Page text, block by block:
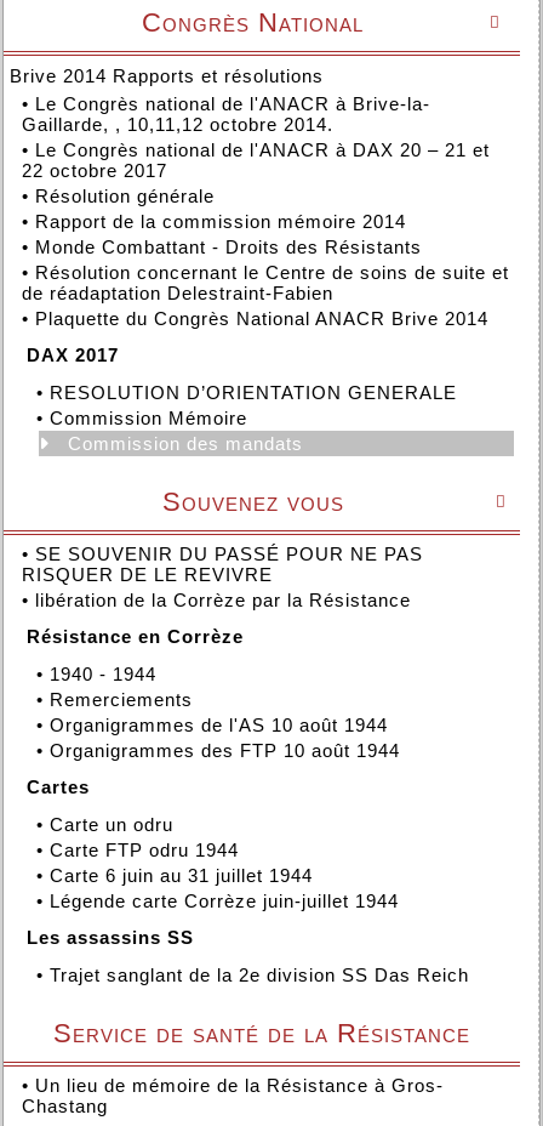

Congrès National
Brive 2014 Rapports et résolutions
• Le Congrès national de l'ANACR à Brive-la-
Gaillarde, , 10,11,12 octobre 2014.
• Le Congrès national de l'ANACR à DAX 20 – 21 et
22 octobre 2017
• Résolution générale
• Rapport de la commission mémoire 2014
• Monde Combattant - Droits des Résistants
• Résolution concernant le Centre de soins de suite et
de réadaptation Delestraint-Fabien
• Plaquette du Congrès National ANACR Brive 2014
DAX 2017
• RESOLUTION D’ORIENTATION GENERALE
• Commission Mémoire
Commission des mandats

Souvenez vous
• SE SOUVENIR DU PASSÉ POUR NE PAS
RISQUER DE LE REVIVRE
• libération de la Corrèze par la Résistance
Résistance en Corrèze
• 1940 - 1944
• Remerciements
• Organigrammes de l'AS 10 août 1944
• Organigrammes des FTP 10 août 1944
Cartes
• Carte un odru
• Carte FTP odru 1944
• Carte 6 juin au 31 juillet 1944
• Légende carte Corrèze juin-juillet 1944
Les assassins SS
• Trajet sanglant de la 2e division SS Das Reich
Service de santé de la Résistance
• Un lieu de mémoire de la Résistance à Gros-
Chastang